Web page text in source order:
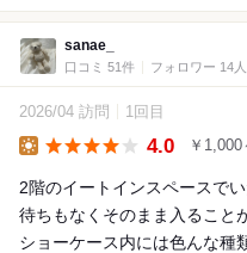
sanae_
口コミ 51件 フォロワー 14人
2026/04 訪問 1回目
4.0 ￥
2階のイートインスペースでい
待ちもなくそのまま入ること
ショーケース内には色んな種